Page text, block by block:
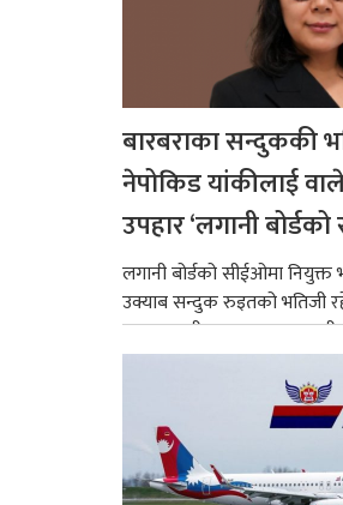
बारबराका सन्दुककी
नेपोकिड यांकीलाई
उपहार ‘लगानी
लगानी बोर्डको सीईओमा
उक्याब सन्दुक रुइतको भतिजी
छ। तत्कालीन समयमा
नै बनेका जोन...